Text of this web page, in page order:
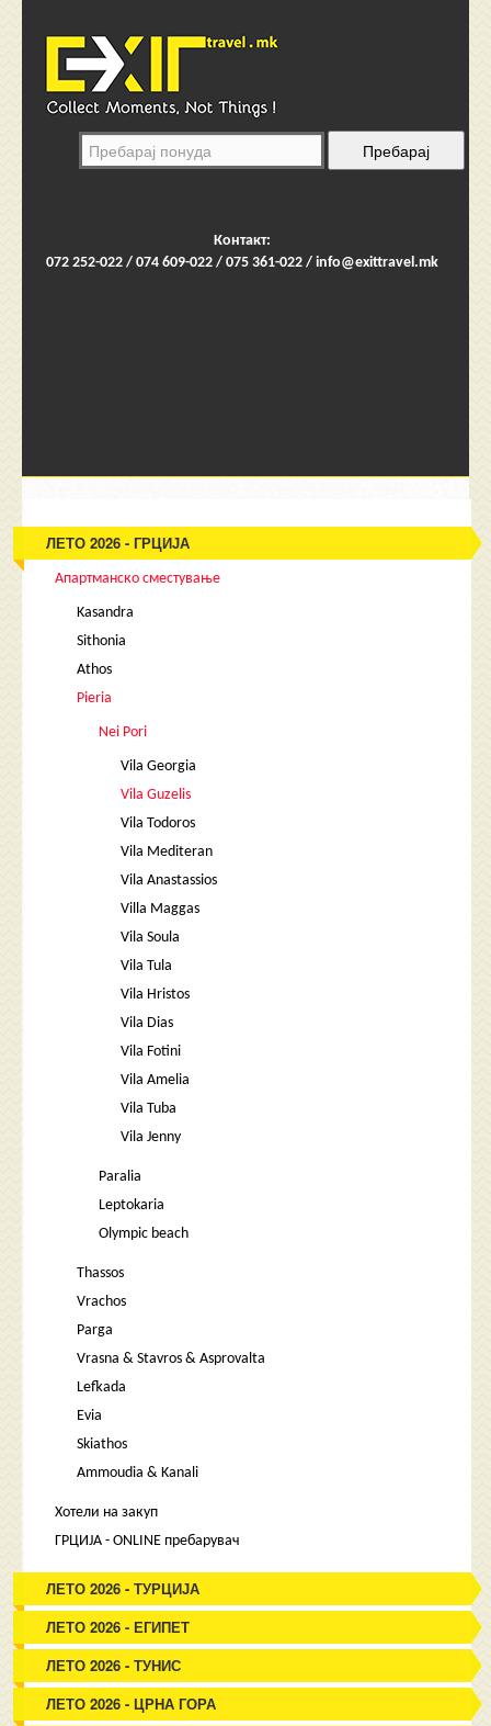
Контакт:
072 252-022 / 074 609-022 / 075 361-022 / info@exittravel.mk
ЛЕТО 2026 - ГРЦИЈА
Апартманско сместување
Kasandra
Sithonia
Athos
Pieria
Nei Pori
Vila Georgia
Vila Guzelis
Vila Todoros
Vila Mediteran
Vila Anastassios
Villa Maggas
Vila Soula
Vila Tula
Vila Hristos
Vila Dias
Vila Fotini
Vila Amelia
Vila Tuba
Vila Jenny
Paralia
Leptokaria
Olympic beach
Thassos
Vrachos
Parga
Vrasna & Stavros & Asprovalta
Lefkada
Evia
Skiathos
Ammoudia & Kanali
Хотели на закуп
ГРЦИЈА - ONLINE пребарувач
ЛЕТО 2026 - ТУРЦИЈА
ЛЕТО 2026 - ЕГИПЕТ
ЛЕТО 2026 - ТУНИС
ЛЕТО 2026 - ЦРНА ГОРА